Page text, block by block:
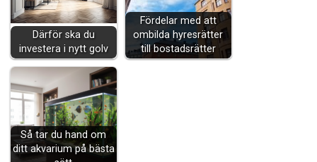
Därför ska du
investera i nytt golv
Fördelar med att
ombilda hyresrätter
till bostadsrätter
Så tar du hand om
ditt akvarium på bästa